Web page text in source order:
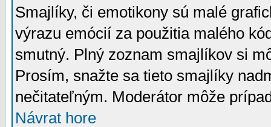
Smajlíky, či emotikony sú malé
výrazu emócií za použitia malého
smutný. Plný zoznam smajlíkov si
Prosím, snažte sa tieto smajlíky
nečitateľným. Moderátor môže
Návrat hore